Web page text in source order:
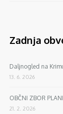
Zadnja
Daljnogled na
13. 6. 2026
OBČNI ZBOR
21. 2. 2026